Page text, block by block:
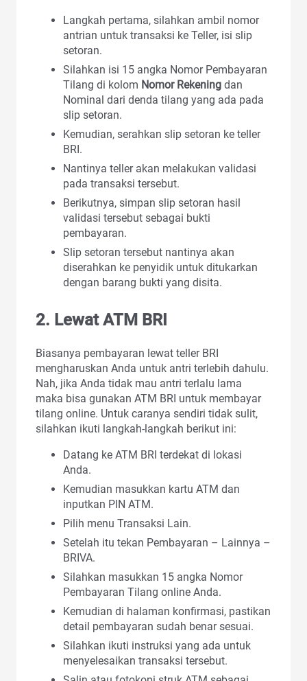
Langkah pertama, silahkan ambil nomor
antrian untuk transaksi ke Teller, isi slip
setoran.
Silahkan isi 15 angka Nomor Pembayaran
Tilang di kolom Nomor Rekening dan
Nominal dari denda tilang yang ada pada
slip setoran.
Kemudian, serahkan slip setoran ke teller
BRI.
Nantinya teller akan melakukan validasi
pada transaksi tersebut.
Berikutnya, simpan slip setoran hasil
validasi tersebut sebagai bukti
pembayaran.
Slip setoran tersebut nantinya akan
diserahkan ke penyidik untuk ditukarkan
dengan barang bukti yang disita.
2. Lewat ATM BRI
Biasanya pembayaran lewat teller BRI
mengharuskan Anda untuk antri terlebih dahulu.
Nah, jika Anda tidak mau antri terlalu lama
maka bisa gunakan ATM BRI untuk membayar
tilang online. Untuk caranya sendiri tidak sulit,
silahkan ikuti langkah-langkah berikut ini:
Datang ke ATM BRI terdekat di lokasi
Anda.
Kemudian masukkan kartu ATM dan
inputkan PIN ATM.
Pilih menu Transaksi Lain.
Setelah itu tekan Pembayaran – Lainnya –
BRIVA.
Silahkan masukkan 15 angka Nomor
Pembayaran Tilang online Anda.
Kemudian di halaman konfirmasi, pastikan
detail pembayaran sudah benar sesuai.
Silahkan ikuti instruksi yang ada untuk
menyelesaikan transaksi tersebut.